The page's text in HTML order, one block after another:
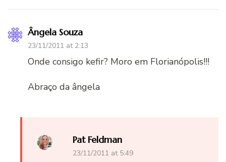
Ângela Souza
23/11/2011 at 2:13
Onde consigo kefir? Moro em Florianópolis!!!
Abraço da ângela
Pat Feldman
23/11/2011 at 5:49